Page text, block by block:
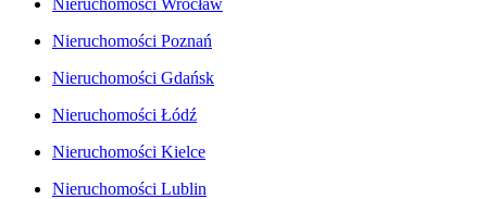
Nieruchomości Poznań
Nieruchomości Gdańsk
Nieruchomości Łódź
Nieruchomości Kielce
Nieruchomości Lublin